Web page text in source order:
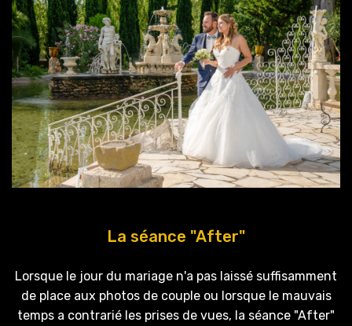
La séance "After"
Lorsque le jour du mariage n'a pas laissé suffisamment
de place aux photos de couple ou lorsque le mauvais
temps a contrarié les prises de vues, la séance "After"